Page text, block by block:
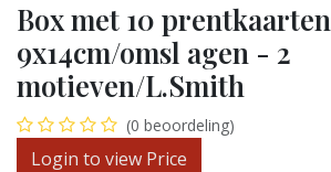
Box met 10 prentkaarten
9x14cm/omsl agen - 2
motieven/L.Smith
(0 beoordeling)
Login to view Price